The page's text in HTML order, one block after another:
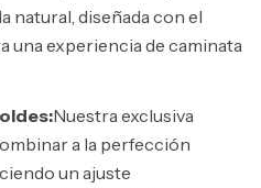
natural, diseñada con el
una experiencia de caminata
Nuestra exclusiva
a la perfección
un ajuste